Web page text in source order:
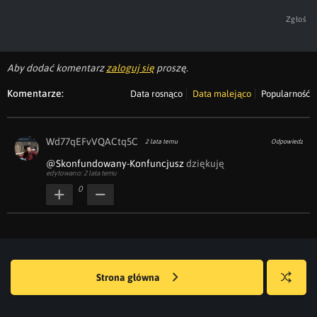
Zgłoś
Aby dodać komentarzzaloguj się proszę.
Komentarze: Data rosnąco Data malejąco Popularność
Wd77qEFvVQACtq5C 2 lata temu Odpowiedz
@Skonfundowany-Konfuncjusz dziękuję
edytowano: 2 lata temu
0
Strona główna